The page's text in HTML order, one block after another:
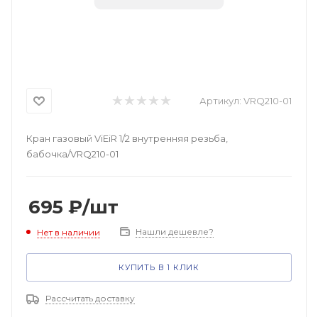
Артикул: VRQ210-01
Кран газовый ViEiR 1/2 внутренняя резьба,
бабочка/VRQ210-01
695 ₽/шт
Нет в наличии Нашли дешевле?
КУПИТЬ В 1 КЛИК
Рассчитать доставку